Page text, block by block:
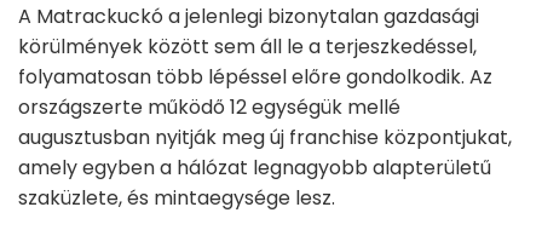
A Matrackuckó a jelenlegi bizonytalan gazdasági
körülmények között sem áll le a terjeszkedéssel,
folyamatosan több lépéssel előre gondolkodik. Az
országszerte működő 12 egységük mellé
augusztusban nyitják meg új franchise központjukat,
amely egyben a hálózat legnagyobb alapterületű
szaküzlete, és mintaegysége lesz.